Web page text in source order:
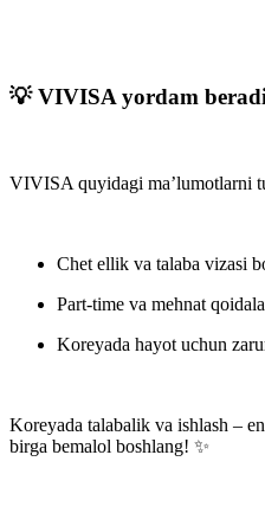
💡 VIVISA yordam
VIVISA quyidagi ma’lumotlarni
Chet ellik va talaba vizasi
Part-time va mehnat
Koreyada hayot uchun
Koreyada talabalik va ishlash –
birga bemalol boshlang! ✨